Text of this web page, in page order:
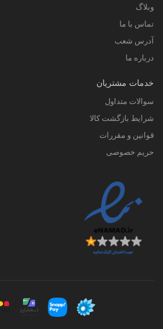
وبلاگ
تماس با ما
آدرس شعب
درباره ما
خدمات مشتریان
سوالات متداول
شرایط بازگشت کالا
قوانین و مقررات
حریم خصوصی